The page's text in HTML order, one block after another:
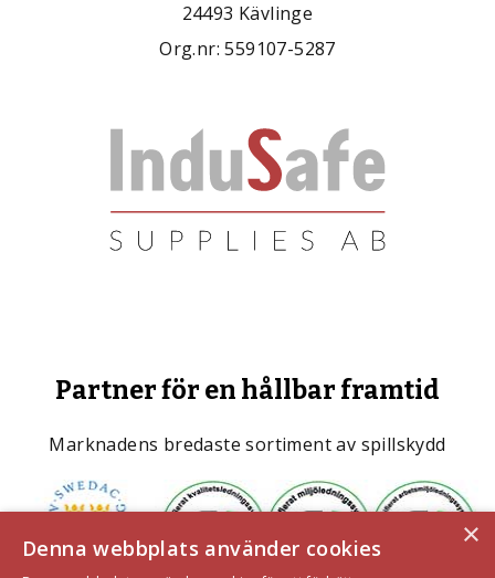
24493 Kävlinge
Org.nr: 559107-5287
Partner för en hållbar framtid
Marknadens bredaste sortiment av spillskydd
×
Denna webbplats använder cookies